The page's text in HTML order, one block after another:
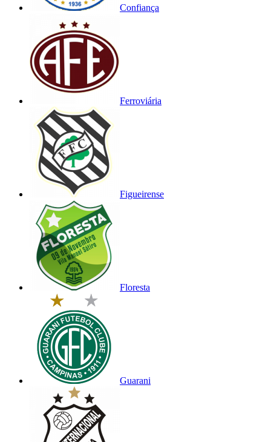
Confiança
Ferroviária
Figueirense
Floresta
Guarani